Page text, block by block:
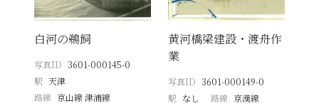
白河の鵜飼
写真ID 3601-000145-0
駅 天津
路線 京山線 津浦線
黄河橋梁建設・渡舟作
業
写真ID 3601-000149-0
駅 なし 路線 京漢線